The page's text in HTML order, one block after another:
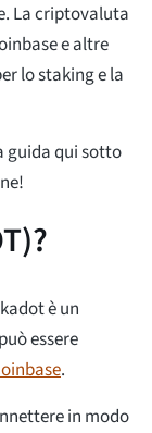
La criptovaluta
e altre
lo staking e la
guida qui sotto
è un
essere
.
in modo